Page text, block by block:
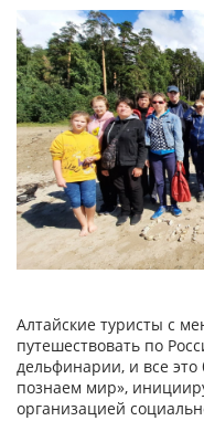
Алтайские туристы с
путешествовать по
дельфинарии, и все это
познаем мир»,
организацией